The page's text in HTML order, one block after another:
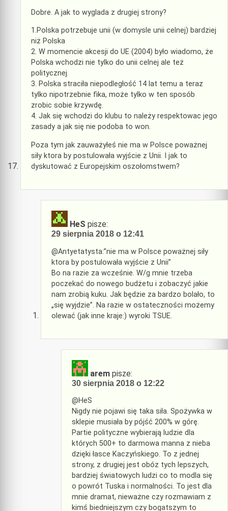
Dobre. A jak to wyglada z drugiej strony?
1.Polska potrzebuje unii (w domysle unii celnej) bardziej
niż Polska
2. W momencie akcesji do UE (2004) było wiadomo, że
Polska wchodzi nie tylko do unii celnej ale też
politycznej
3. Polska straciła niepodległość 14 lat temu a teraz
tylko nipotrzebnie fika, może tylko w ten sposób
zrobic sobie krzywdę.
4. Jak się wchodzi do klubu to należy respektowac jego
zasady a jak się nie podoba to won.
Poza tym jak zauważyłeś nie ma w Polsce poważnej
siły ktora by postulowała wyjście z Unii. I jak to
dyskutować z Europejskim oszołomstwem?
HeS pisze:
29 sierpnia 2018 o 12:41
@Antyetatysta:”nie ma w Polsce poważnej siły
ktora by postulowała wyjście z Unii”
Bo na razie za wcześnie. W/g mnie trzeba
poczekać do nowego budżetu i zobaczyć jakie
nam zrobią kuku. Jak będzie za bardzo bolało, to
„się wyjdzie”. Na razie w ostateczności możemy
olewać (jak inne kraje:) wyroki TSUE.
arem pisze:
30 sierpnia 2018 o 12:22
@HeS
Nigdy nie pojawi się taka siła. Spożywka w
sklepie musiała by pójść 200% w górę.
Partie polityczne wybierają ludzie dla
których 500+ to darmowa manna z nieba
dzięki łasce Kaczyńskiego. To z jednej
strony, z drugiej jest obóz tych lepszych,
bardziej światowych ludzi co to modla się
o powrót Tuska i normalności. To jest dla
mnie dramat, nieważne czy rozmawiam z
kimś biedniejszym czy bogatszym to